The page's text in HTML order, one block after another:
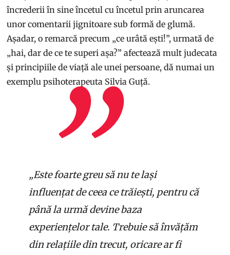
încrederii în sine încetul cu încetul prin aruncarea
unor comentarii jignitoare sub formă de glumă.
Așadar, o remarcă precum „ce urâtă ești!”, urmată de
„hai, dar de ce te superi așa?” afectează mult judecata
și principiile de viață ale unei persoane, dă numai un
exemplu psihoterapeuta Silvia Guță.
„Este foarte greu să nu te lași
influențat de ceea ce trăiești, pentru că
până la urmă devine baza
experiențelor tale. Trebuie să învățăm
din relațiile din trecut, oricare ar fi